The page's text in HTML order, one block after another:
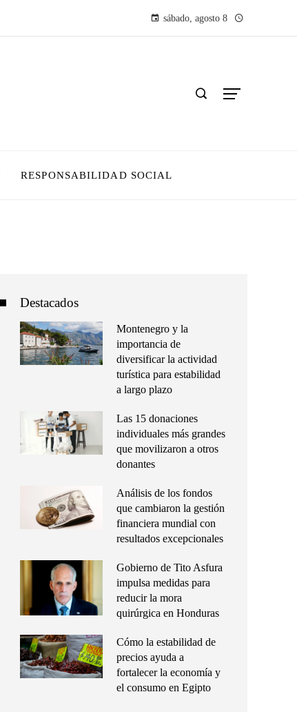
sábado, agosto 8
RESPONSABILIDAD SOCIAL
Destacados
Montenegro y la
importancia de
diversificar la actividad
turística para estabilidad
a largo plazo
Las 15 donaciones
individuales más grandes
que movilizaron a otros
donantes
Análisis de los fondos
que cambiaron la gestión
financiera mundial con
resultados excepcionales
Gobierno de Tito Asfura
impulsa medidas para
reducir la mora
quirúrgica en Honduras
Cómo la estabilidad de
precios ayuda a
fortalecer la economía y
el consumo en Egipto